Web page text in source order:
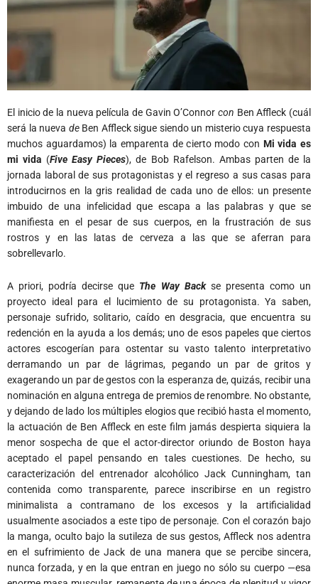
El inicio de la nueva película de Gavin O’Connor con Ben Affleck (cuál
será la nueva de Ben Affleck sigue siendo un misterio cuya respuesta
muchos aguardamos) la emparenta de cierto modo con Mi vida es
mi vida (Five Easy Pieces), de Bob Rafelson. Ambas parten de la
jornada laboral de sus protagonistas y el regreso a sus casas para
introducirnos en la gris realidad de cada uno de ellos: un presente
imbuido de una infelicidad que escapa a las palabras y que se
manifiesta en el pesar de sus cuerpos, en la frustración de sus
rostros y en las latas de cerveza a las que se aferran para
sobrellevarlo.
A priori, podría decirse que The Way Back se presenta como un
proyecto ideal para el lucimiento de su protagonista. Ya saben,
personaje sufrido, solitario, caído en desgracia, que encuentra su
redención en la ayuda a los demás; uno de esos papeles que ciertos
actores escogerían para ostentar su vasto talento interpretativo
derramando un par de lágrimas, pegando un par de gritos y
exagerando un par de gestos con la esperanza de, quizás, recibir una
nominación en alguna entrega de premios de renombre. No obstante,
y dejando de lado los múltiples elogios que recibió hasta el momento,
la actuación de Ben Affleck en este film jamás despierta siquiera la
menor sospecha de que el actor-director oriundo de Boston haya
aceptado el papel pensando en tales cuestiones. De hecho, su
caracterización del entrenador alcohólico Jack Cunningham, tan
contenida como transparente, parece inscribirse en un registro
minimalista a contramano de los excesos y la artificialidad
usualmente asociados a este tipo de personaje. Con el corazón bajo
la manga, oculto bajo la sutileza de sus gestos, Affleck nos adentra
en el sufrimiento de Jack de una manera que se percibe sincera,
nunca forzada, y en la que entran en juego no sólo su cuerpo —esa